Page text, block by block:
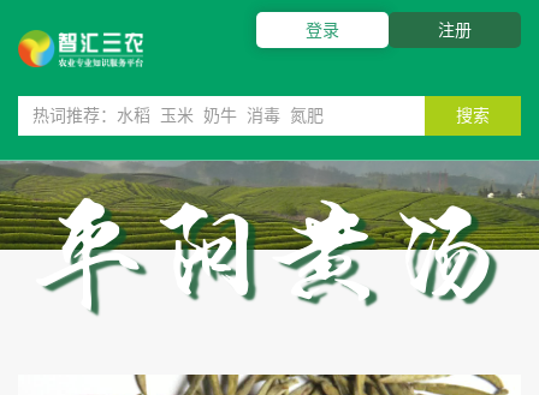
登录 注册
搜索
平阳黄汤